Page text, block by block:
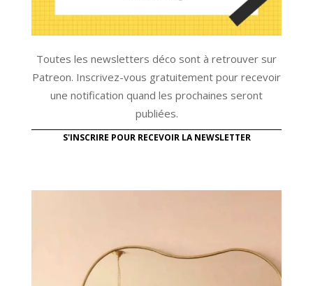
Toutes les newsletters déco sont à retrouver sur
Patreon. Inscrivez-vous gratuitement pour recevoir
une notification quand les prochaines seront
publiées.
S'INSCRIRE POUR RECEVOIR LA NEWSLETTER